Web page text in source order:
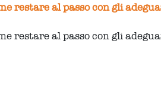
restare al passo con gli
restare al passo con gli